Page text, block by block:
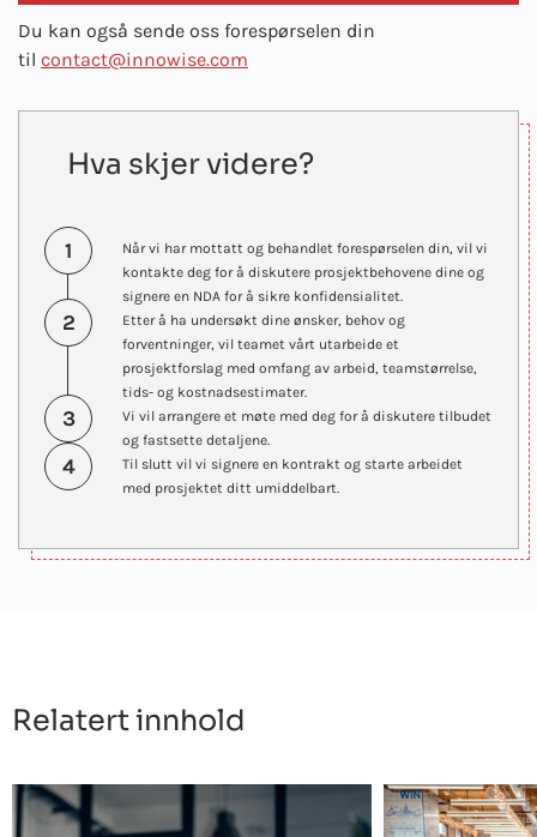
Du kan også sende oss forespørselen din
til contact@innowise.com
Hva skjer videre?
1
Når vi har mottatt og behandlet forespørselen din, vil vi
kontakte deg for å diskutere prosjektbehovene dine og
signere en NDA for å sikre konfidensialitet.
2
Etter å ha undersøkt dine ønsker, behov og
forventninger, vil teamet vårt utarbeide et
prosjektforslag med omfang av arbeid, teamstørrelse,
tids- og kostnadsestimater.
3
Vi vil arrangere et møte med deg for å diskutere tilbudet
og fastsette detaljene.
4
Til slutt vil vi signere en kontrakt og starte arbeidet
med prosjektet ditt umiddelbart.
Relatert innhold